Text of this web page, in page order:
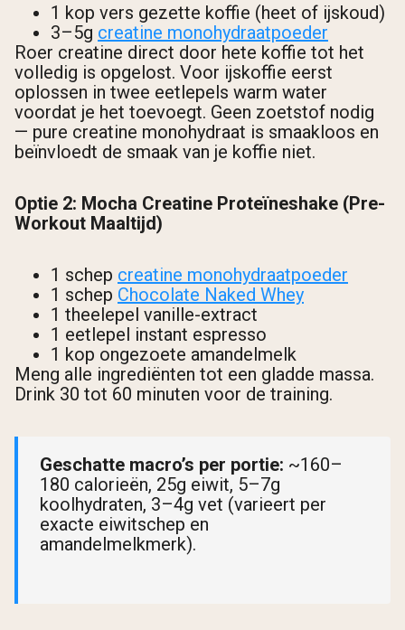
1 kop vers gezette koffie (heet of ijskoud)
3–5g creatine monohydraatpoeder
Roer creatine direct door hete koffie tot het
volledig is opgelost. Voor ijskoffie eerst
oplossen in twee eetlepels warm water
voordat je het toevoegt. Geen zoetstof nodig
— pure creatine monohydraat is smaakloos en
beïnvloedt de smaak van je koffie niet.
Optie 2: Mocha Creatine Proteïneshake (Pre-
Workout Maaltijd)
1 schep creatine monohydraatpoeder
1 schep Chocolate Naked Whey
1 theelepel vanille-extract
1 eetlepel instant espresso
1 kop ongezoete amandelmelk
Meng alle ingrediënten tot een gladde massa.
Drink 30 tot 60 minuten voor de training.
Geschatte macro’s per portie: ~160–
180 calorieën, 25g eiwit, 5–7g
koolhydraten, 3–4g vet (varieert per
exacte eiwitschep en
amandelmelkmerk).